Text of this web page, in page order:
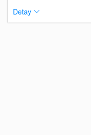
Detay